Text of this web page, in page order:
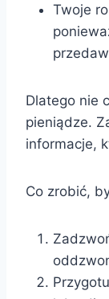
Twoje
Dlatego nie
pieniądze.
informacje,
Co zrobić,